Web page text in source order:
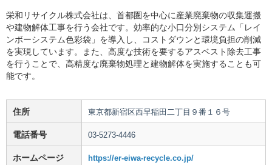
栄和リサイクル株式会社は、首都圏を中心に産業廃棄物の収集運搬
や建物解体工事を行う会社です。効率的な小口分別システム「レイ
ンボーシステム色彩袋」を導入し、コストダウンと環境負担の削減
を実現しています。また、高度な技術を要するアスベスト除去工事
を行うことで、高精度な廃棄物処理と建物解体を実施することも可
能です。
住所 東京都新宿区西早稲田二丁目９番１６号
電話番号 03-5273-4446
ホームページ https://er-eiwa-recycle.co.jp/